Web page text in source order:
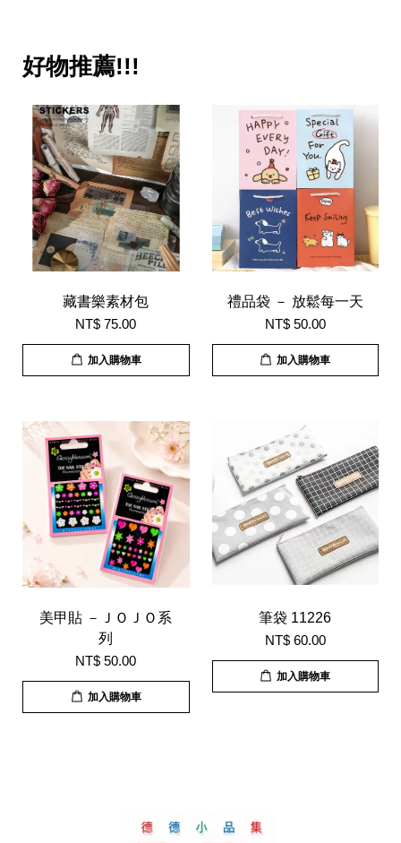
好物推薦!!!
藏書樂素材包
NT$ 75.00
加入購物車
禮品袋 － 放鬆每一天
NT$ 50.00
加入購物車
美甲貼 －ＪＯＪＯ系
列
NT$ 50.00
加入購物車
筆袋 11226
NT$ 60.00
加入購物車